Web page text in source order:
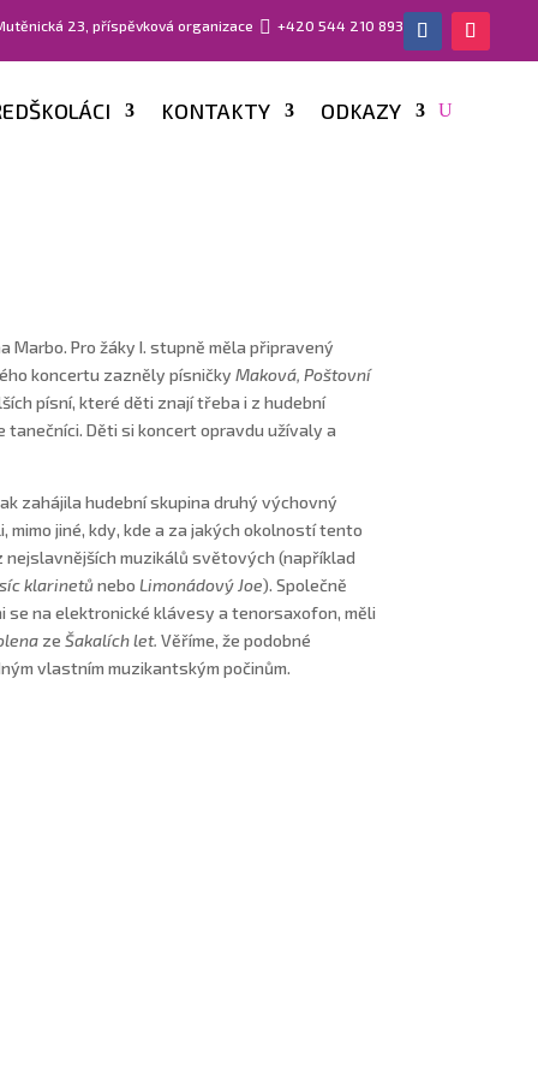
23, příspěvková organizace  +420 544 210 893
KONTAKTY ODKAZY
Marbo. Pro žáky I. stupně měla připravený
koncertu zazněly písničky Maková, Poštovní
písní, které děti znají třeba i z hudební
tanečníci. Děti si koncert opravdu užívaly a
zahájila hudební skupina druhý výchovný
mimo jiné, kdy, kde a za jakých okolností tento
nejslavnějších muzikálů světových (například
klarinetůnebo Limonádový Joe). Společně
na elektronické klávesy a tenorsaxofon, měli
ze Šakalích let. Věříme, že podobné
vlastním muzikantským počinům.